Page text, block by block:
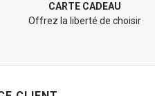
CARTE CADEAU
Offrez la liberté de choisir